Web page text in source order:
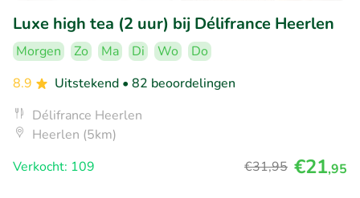
Luxe high tea (2 uur) bij Délifrance Heerlen
Morgen Zo Ma Di Wo
Do
8.9
Uitstekend • 82 beoordelingen
Délifrance Heerlen
Heerlen (5km)
Verkocht: 109
€31,95 €21,95